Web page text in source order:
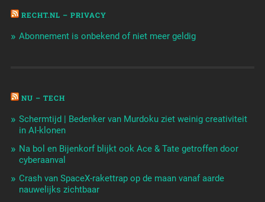
RECHT.NL – PRIVACY
Abonnement is onbekend of niet meer geldig
NU – TECH
Schermtijd | Bedenker van Murdoku ziet weinig creativiteit
in AI-klonen
Na bol en Bijenkorf blijkt ook Ace & Tate getroffen door
cyberaanval
Crash van SpaceX-rakettrap op de maan vanaf aarde
nauwelijks zichtbaar